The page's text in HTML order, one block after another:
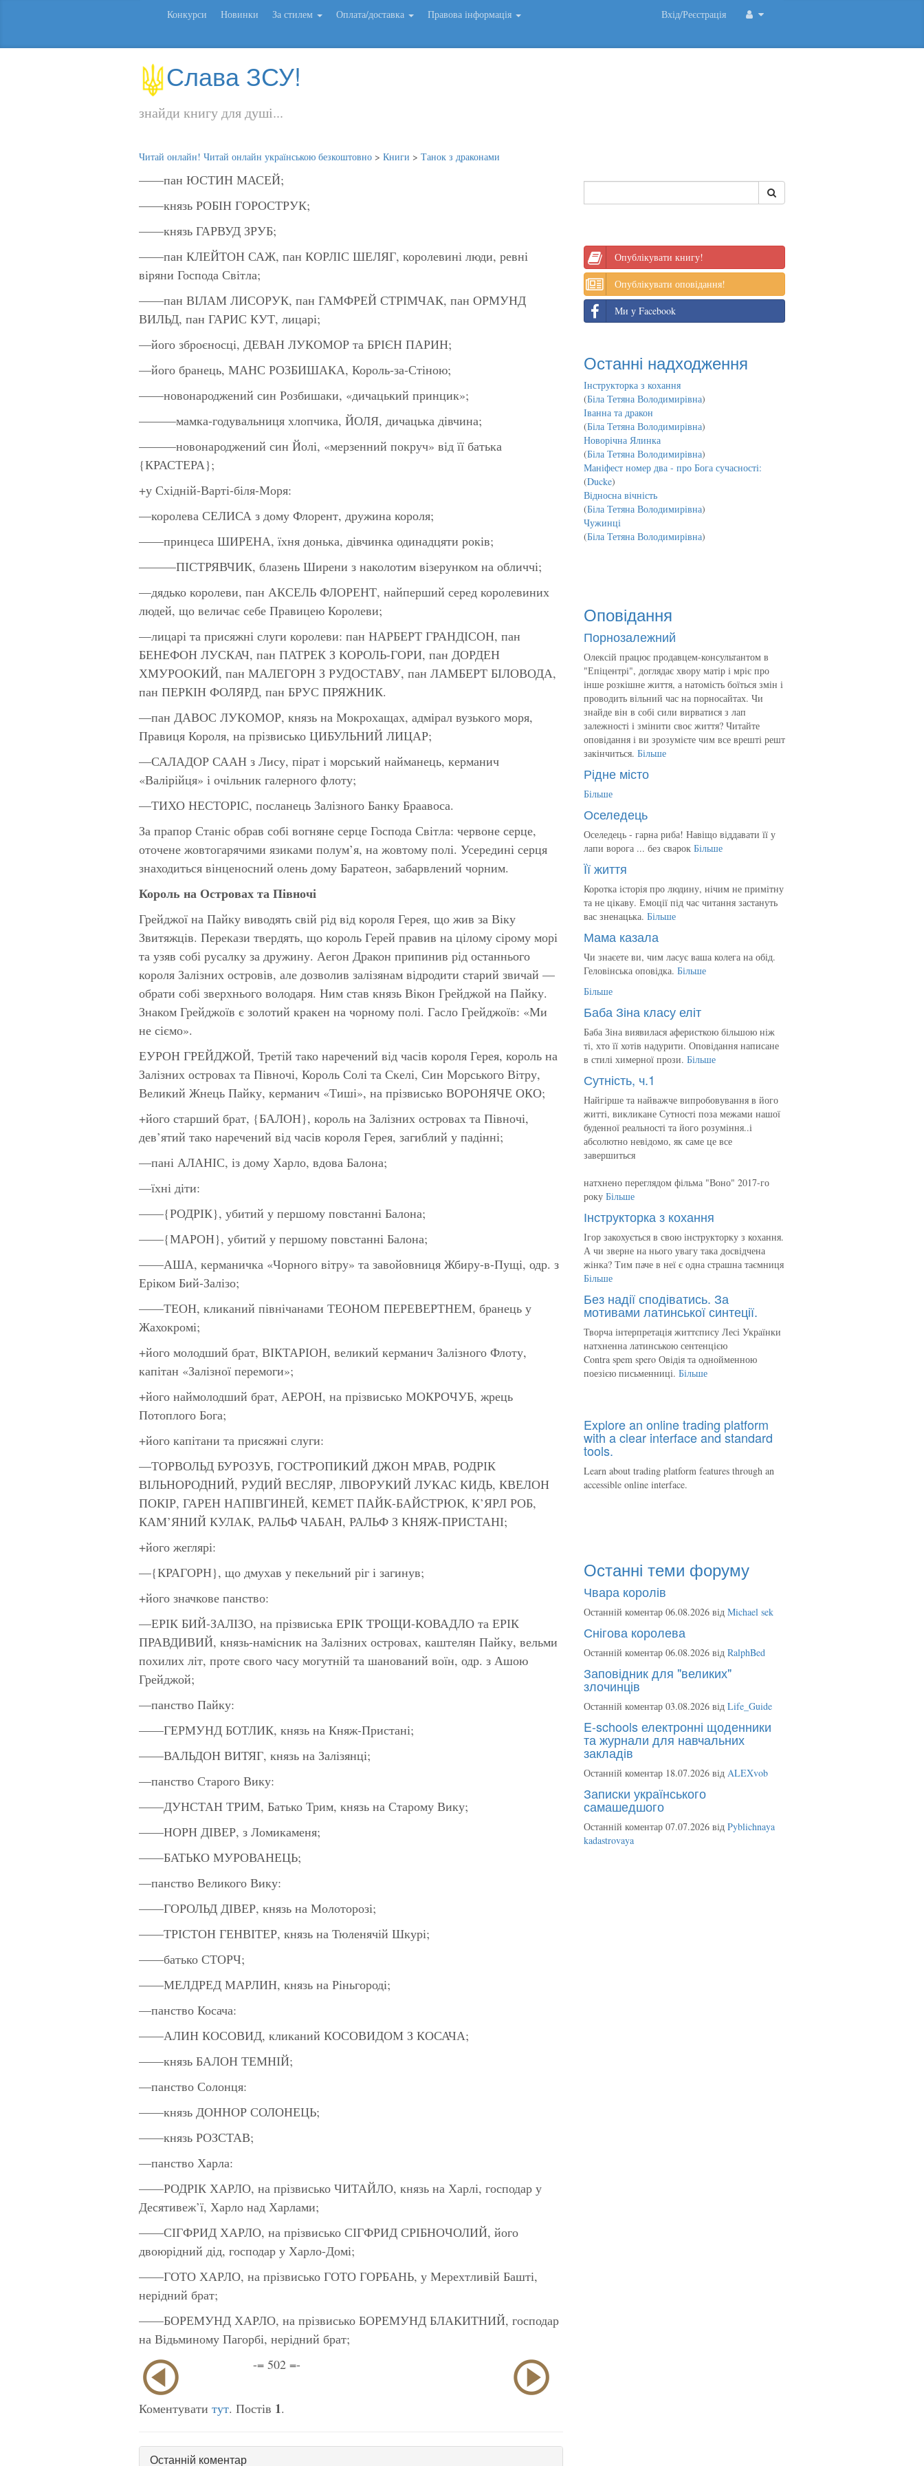
Конкурси Новинки За стилем Оплата/доставка Правова інформація Вхід/Реєстрація
Слава ЗСУ!
знайди книгу для душі...
Читай онлайн! Читай онлайн українською безкоштовно > Книги > Танок з драконами
——пан ЮСТИН МАСЕЙ;
——князь РОБІН ГОРОСТРУК;
——князь ГАРВУД ЗРУБ;
——пан КЛЕЙТОН САЖ, пан КОРЛІС ШЕЛЯГ, королевині люди, ревні
віряни Господа Світла;
——пан ВІЛАМ ЛИСОРУК, пан ГАМФРЕЙ СТРІМЧАК, пан ОРМУНД
ВИЛЬД, пан ГАРИС КУТ, лицарі;
—його зброєносці, ДЕВАН ЛУКОМОР та БРІЄН ПАРИН;
—його бранець, МАНС РОЗБИШАКА, Король-за-Стіною;
——новонароджений син Розбишаки, «дичацький принцик»;
———мамка-годувальниця хлопчика, ЙОЛЯ, дичацька дівчина;
———новонароджений син Йолі, «мерзенний покруч» від її батька
{КРАСТЕРА};
+у Східній-Варті-біля-Моря:
—королева СЕЛИСА з дому Флорент, дружина короля;
——принцеса ШИРЕНА, їхня донька, дівчинка одинадцяти років;
———ПІСТРЯВЧИК, блазень Ширени з наколотим візерунком на обличчі;
—дядько королеви, пан АКСЕЛЬ ФЛОРЕНТ, найперший серед королевиних
людей, що величає себе Правицею Королеви;
—лицарі та присяжні слуги королеви: пан НАРБЕРТ ГРАНДІСОН, пан
БЕНЕФОН ЛУСКАЧ, пан ПАТРЕК З КОРОЛЬ-ГОРИ, пан ДОРДЕН
ХМУРООКИЙ, пан МАЛЕГОРН З РУДОСТАВУ, пан ЛАМБЕРТ БІЛОВОДА,
пан ПЕРКІН ФОЛЯРД, пан БРУС ПРЯЖНИК.
—пан ДАВОС ЛУКОМОР, князь на Мокрохащах, адмірал вузького моря,
Правиця Короля, на прізвисько ЦИБУЛЬНИЙ ЛИЦАР;
—САЛАДОР СААН з Лису, пірат і морський найманець, керманич
«Валірійця» і очільник галерного флоту;
—ТИХО НЕСТОРІС, посланець Залізного Банку Браавоса.
За прапор Станіс обрав собі вогняне серце Господа Світла: червоне серце,
оточене жовтогарячими язиками полум’я, на жовтому полі. Усередині серця
знаходиться вінценосний олень дому Баратеон, забарвлений чорним.
Король на Островах та Півночі
Грейджої на Пайку виводять свій рід від короля Герея, що жив за Віку
Звитяжців. Перекази твердять, що король Герей правив на цілому сірому морі
та узяв собі русалку за дружину. Аегон Дракон припинив рід останнього
короля Залізних островів, але дозволив залізянам відродити старий звичай —
обрати собі зверхнього володаря. Ним став князь Вікон Грейджой на Пайку.
Знаком Грейджоїв є золотий кракен на чорному полі. Гасло Грейджоїв: «Ми
не сіємо».
ЕУРОН ГРЕЙДЖОЙ, Третій тако наречений від часів короля Герея, король на
Залізних островах та Півночі, Король Солі та Скелі, Син Морського Вітру,
Великий Жнець Пайку, керманич «Тиші», на прізвисько ВОРОНЯЧЕ ОКО;
+його старший брат, {БАЛОН}, король на Залізних островах та Півночі,
дев’ятий тако наречений від часів короля Герея, загиблий у падінні;
—пані АЛАНІС, із дому Харло, вдова Балона;
—їхні діти:
——{РОДРІК}, убитий у першому повстанні Балона;
——{МАРОН}, убитий у першому повстанні Балона;
——АША, керманичка «Чорного вітру» та завойовниця Жбиру-в-Пущі, одр. з
Еріком Бий-Залізо;
——ТЕОН, кликаний північанами ТЕОНОМ ПЕРЕВЕРТНЕМ, бранець у
Жахокромі;
+його молодший брат, ВІКТАРІОН, великий керманич Залізного Флоту,
капітан «Залізної перемоги»;
+його наймолодший брат, АЕРОН, на прізвисько МОКРОЧУБ, жрець
Потоплого Бога;
+його капітани та присяжні слуги:
—ТОРВОЛЬД БУРОЗУБ, ГОСТРОПИКИЙ ДЖОН МРАВ, РОДРІК
ВІЛЬНОРОДНИЙ, РУДИЙ ВЕСЛЯР, ЛІВОРУКИЙ ЛУКАС КИДЬ, КВЕЛОН
ПОКІР, ГАРЕН НАПІВГИНЕЙ, КЕМЕТ ПАЙК-БАЙСТРЮК, К’ЯРЛ РОБ,
КАМ’ЯНИЙ КУЛАК, РАЛЬФ ЧАБАН, РАЛЬФ З КНЯЖ-ПРИСТАНІ;
+його жеглярі:
—{КРАГОРН}, що дмухав у пекельний ріг і загинув;
+його значкове панство:
—ЕРІК БИЙ-ЗАЛІЗО, на прізвиська ЕРІК ТРОЩИ-КОВАДЛО та ЕРІК
ПРАВДИВИЙ, князь-намісник на Залізних островах, каштелян Пайку, вельми
похилих літ, проте свого часу могутній та шанований воїн, одр. з Ашою
Грейджой;
—панство Пайку:
——ГЕРМУНД БОТЛИК, князь на Княж-Пристані;
——ВАЛЬДОН ВИТЯГ, князь на Залізянці;
—панство Старого Вику:
——ДУНСТАН ТРИМ, Батько Трим, князь на Старому Вику;
——НОРН ДІВЕР, з Ломикаменя;
——БАТЬКО МУРОВАНЕЦЬ;
—панство Великого Вику:
——ГОРОЛЬД ДІВЕР, князь на Молоторозі;
——ТРІСТОН ГЕНВІТЕР, князь на Тюленячій Шкурі;
——батько СТОРЧ;
——МЕЛДРЕД МАРЛИН, князь на Ріньгороді;
—панство Косача:
——АЛИН КОСОВИД, кликаний КОСОВИДОМ З КОСАЧА;
——князь БАЛОН ТЕМНІЙ;
—панство Солонця:
——князь ДОННОР СОЛОНЕЦЬ;
——князь РОЗСТАВ;
—панство Харла:
——РОДРІК ХАРЛО, на прізвисько ЧИТАЙЛО, князь на Харлі, господар у
Десятивеж’ї, Харло над Харлами;
——СІГФРИД ХАРЛО, на прізвисько СІГФРИД СРІБНОЧОЛИЙ, його
двоюрідний дід, господар у Харло-Домі;
——ГОТО ХАРЛО, на прізвисько ГОТО ГОРБАНЬ, у Мерехтливій Башті,
нерідний брат;
——БОРЕМУНД ХАРЛО, на прізвисько БОРЕМУНД БЛАКИТНИЙ, господар
на Відьминому Пагорбі, нерідний брат;
-= 502 =-
Коментувати тут. Постів 1.
Останній коментар
Опублікувати книгу!
Опублікувати оповідання!
Ми у Facebook
Останні надходження
Інструкторка з кохання
(Біла Тетяна Володимирівна)
Іванна та дракон
(Біла Тетяна Володимирівна)
Новорічна Ялинка
(Біла Тетяна Володимирівна)
Маніфест номер два - про Бога сучасності:
(Ducke)
Відносна вічність
(Біла Тетяна Володимирівна)
Чужинці
(Біла Тетяна Володимирівна)
Оповідання
Порнозалежний
Олексій працює продавцем-консультантом в
"Епіцентрі", доглядає хвору матір і мріє про
інше розкішне життя, а натомість боїться змін і
проводить вільний час на порносайтах. Чи
знайде він в собі сили вирватися з лап
залежності і змінити своє життя? Читайте
оповідання і ви зрозумієте чим все врешті решт
закінчиться. Більше
Рідне місто
Більше
Оселедець
Оселедець - гарна риба! Навіщо віддавати її у
лапи ворога ... без сварок Більше
Її життя
Коротка історія про людину, нічим не примітну
та не цікаву. Емоції під час читання застануть
вас зненацька. Більше
Мама казала
Чи знаєете ви, чим ласує ваша колега на обід.
Геловінська оповідка. Більше
Більше
Баба Зіна класу еліт
Баба Зіна виявилася аферисткою більшою ніж
ті, хто її хотів надурити. Оповідання написане
в стилі химерної прози. Більше
Сутність, ч.1
Найгірше та найважче випробовування в його
житті, викликане Сутності поза межами нашої
буденної реальності та його розуміння..і
абсолютно невідомо, як саме це все
завершиться
натхнено переглядом фільма "Воно" 2017-го
року Більше
Інструкторка з кохання
Ігор закохується в свою інструкторку з кохання.
А чи зверне на нього увагу така досвідчена
жінка? Тим паче в неї є одна страшна таємниця
Більше
Без надії сподіватись. За
мотивами латинської синтеції.
Творча інтерпретація життєпису Лесі Українки
натхненна латинською сентенцією
Contra spem spero Овідія та однойменною
поезією письменниці. Більше
Explore an online trading platform
with a clear interface and standard
tools.
Learn about trading platform features through an
accessible online interface.
Останні теми форуму
Чвара королів
Останній коментар 06.08.2026 від Michael sek
Снігова королева
Останній коментар 06.08.2026 від RalphBed
Заповідник для "великих"
злочинців
Останній коментар 03.08.2026 від Life_Guide
E-schools електронні щоденники
та журнали для навчальних
закладів
Останній коментар 18.07.2026 від ALEXvob
Записки українського
самашедшого
Останній коментар 07.07.2026 від Pyblichnaya
kadastrovaya